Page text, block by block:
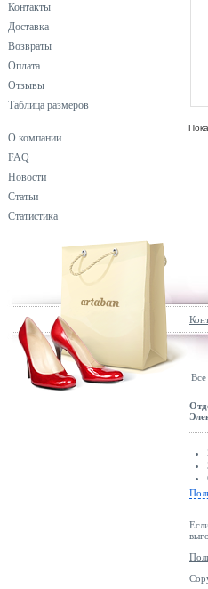
Контакты
Доставка
Возвраты
Оплата
Отзывы
Таблица размеров
О компании
FAQ
Новости
Статьи
Статистика